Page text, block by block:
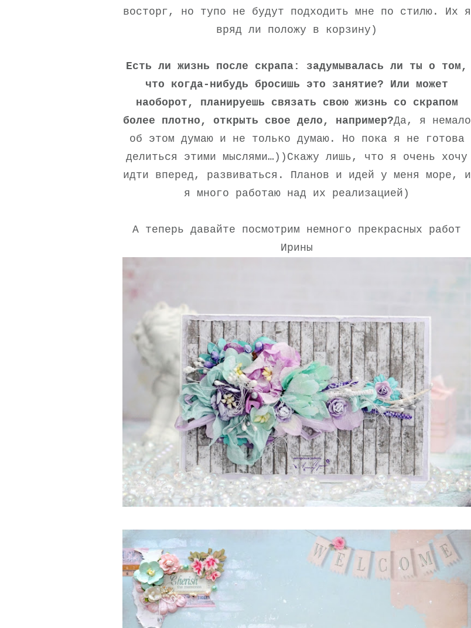
восторг, но тупо не будут подходить мне по стилю. Их я
вряд ли положу в корзину)
Есть ли жизнь после скрапа: задумывалась ли ты о том,
что когда-нибудь бросишь это занятие? Или может
наоборот, планируешь связать свою жизнь со скрапом
более плотно, открыть свое дело, например?Да, я немало
об этом думаю и не только думаю. Но пока я не готова
делиться этими мыслями…))Скажу лишь, что я очень хочу
идти вперед, развиваться. Планов и идей у меня море, и
я много работаю над их реализацией)
А теперь давайте посмотрим немного прекрасных работ
Ирины